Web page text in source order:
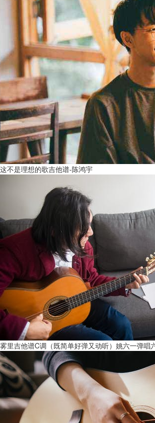
这不是理想的歌吉他谱-陈鸿宇
雾里吉他谱C调（既简单好弹又动听）姚六一弹唱